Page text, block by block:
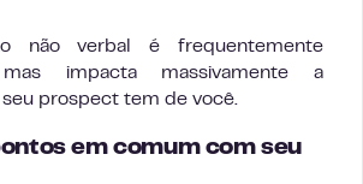
não verbal é frequentemente
mas impacta massivamente a
prospect tem de você.
em comum com seu